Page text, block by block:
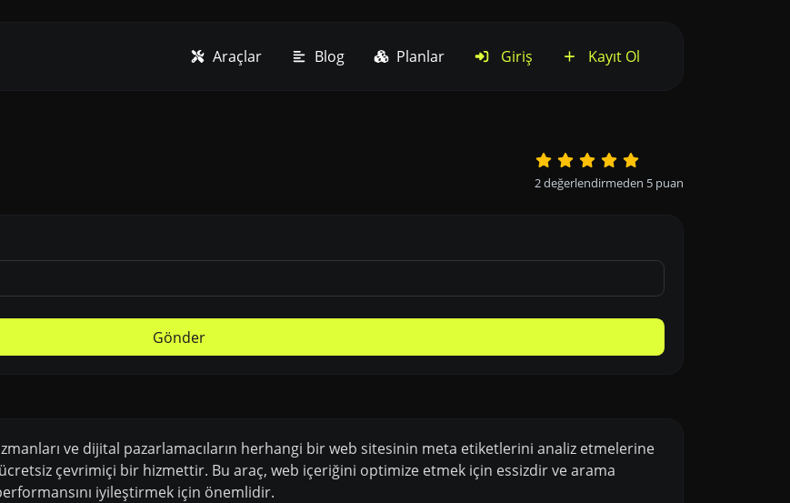
Araçlar Blog Planlar Giriş Kayıt Ol
2değerlendirmeden 5 puan
Gönder
ve dijital pazarlamacıların herhangi bir web sitesinin meta etiketlerini analiz etmelerine
çevrimiçi bir hizmettir. Bu araç, web içeriğini optimize etmek için essizdir ve arama
iyileştirmek için önemlidir.